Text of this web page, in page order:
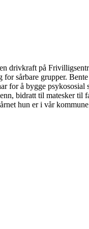
drivkraft på
sårbare grupper.
å bygge
bidratt til matesker
hun er i vår